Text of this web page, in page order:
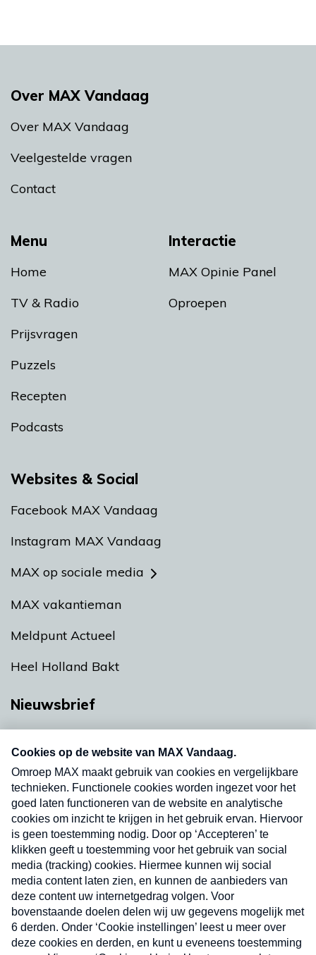
Menu
Home
TV & Radio
Prijsvragen
Puzzels
Recepten
Podcasts
Interactie
MAX Opinie Panel
Oproepen
Over MAX Vandaag
Over MAX Vandaag
Veelgestelde vragen
Contact
Websites & Social
Facebook MAX Vandaag
Instagram MAX Vandaag
MAX op sociale media
MAX vakantieman
Meldpunt Actueel
Heel Holland Bakt
Nieuwsbrief
nieuwsbrief. Elke vrijdag- en dinsdagochtend in
uw mailbox.
Verzend
Nieuwsbrief